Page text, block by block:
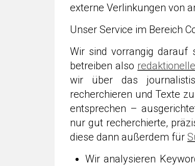
externe Verlinkungen von
Unser Service im Bereich
Wir sind vorrangig darauf
betreiben also
wir über das
recherchieren und Texte
entsprechen –
nur gut recherchierte,
diese dann außerdem für
Wir analysieren